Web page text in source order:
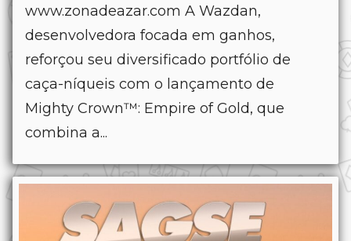
www.zonadeazar.com A Wazdan,
desenvolvedora focada em ganhos,
reforçou seu diversificado portfólio de
caça-níqueis com o lançamento de
Mighty Crown™: Empire of Gold, que
combina a...